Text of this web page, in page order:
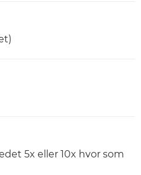
5x eller 10x hvor som